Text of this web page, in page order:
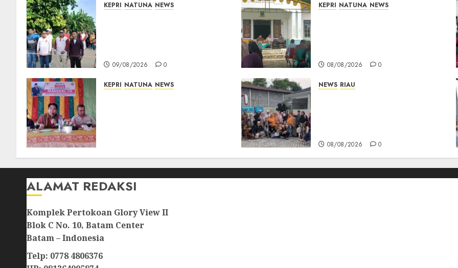
KEPRI NATUNA NEWS
09/08/2026 0
KEPRI NATUNA NEWS
08/08/2026 0
KEPRI NATUNA NEWS
08/08/2026 0
NEWS RIAU
08/08/2026 0
ALAMAT REDAKSI
Komplek Pertokoan Glory View II
Blok C No. 10, Batam Center
Batam – Indonesia
Telp: 0778 4806376